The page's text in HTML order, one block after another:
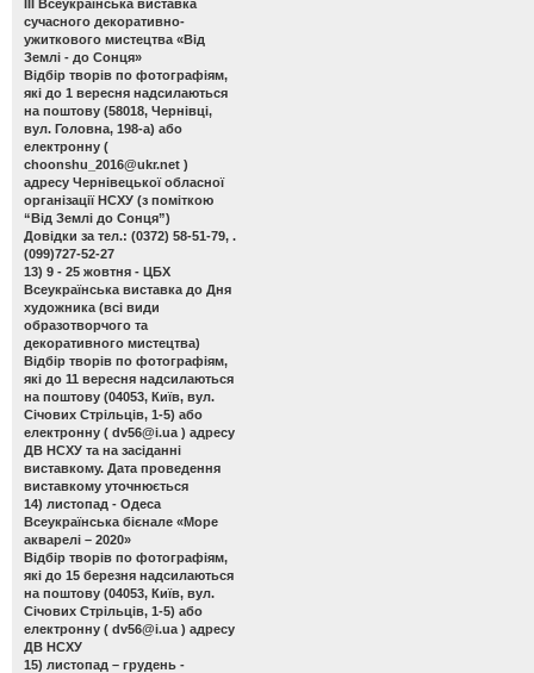
ІІІ Всеукраїнська виставка
сучасного декоративно-
ужиткового мистецтва «Від
Землі - до Сонця»
Відбір творів по фотографіям,
які до 1 вересня надсилаються
на поштову (58018, Чернівці,
вул. Головна, 198-а) або
електронну (
choonshu_2016@ukr.net )
адресу Чернівецької обласної
організації НСХУ (з поміткою
“Від Землі до Сонця”)
Довідки за тел.: (0372) 58-51-79, .
(099)727-52-27
13) 9 - 25 жовтня - ЦБХ
Всеукраїнська виставка до Дня
художника (всі види
образотворчого та
декоративного мистецтва)
Відбір творів по фотографіям,
які до 11 вересня надсилаються
на поштову (04053, Київ, вул.
Січових Стрільців, 1-5) або
електронну ( dv56@i.ua ) адресу
ДВ НСХУ та на засіданні
виставкому. Дата проведення
виставкому уточнюється
14) листопад - Одеса
Всеукраїнська бієнале «Море
акварелі – 2020»
Відбір творів по фотографіям,
які до 15 березня надсилаються
на поштову (04053, Київ, вул.
Січових Стрільців, 1-5) або
електронну ( dv56@i.ua ) адресу
ДВ НСХУ
15) листопад – грудень -